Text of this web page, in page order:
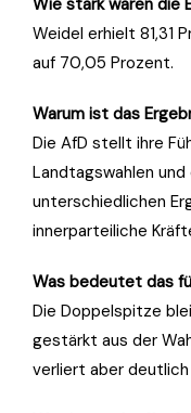
Weidel erhielt 81,31
auf 70,05 Prozent.
Warum ist das
Die AfD stellt ihre
Landtagswahlen und
unterschiedlichen
innerparteiliche
Was bedeutet das
Die Doppelspitze
gestärkt aus der
verliert aber